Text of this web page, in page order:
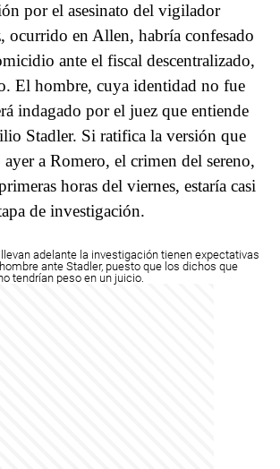
por el asesinato del vigilador
ocurrido en Allen, habría confesado
ante el fiscal descentralizado,
El hombre, cuya identidad no fue
indagado por el juez que entiende
Stadler. Si ratifica la versión que
a Romero, el crimen del sereno,
horas del viernes, estaría casi
de investigación.
adelante la investigación tienen expectativas
ante Stadler, puesto que los dichos que
tendrían peso en un juicio.